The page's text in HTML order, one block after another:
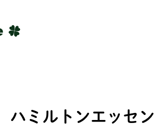
ハミルトンエッセ